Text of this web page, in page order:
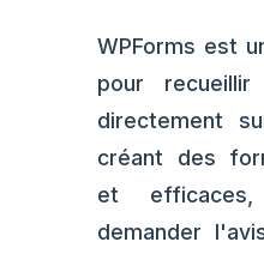
WPForms est
pour
directement
créant des
et
demander